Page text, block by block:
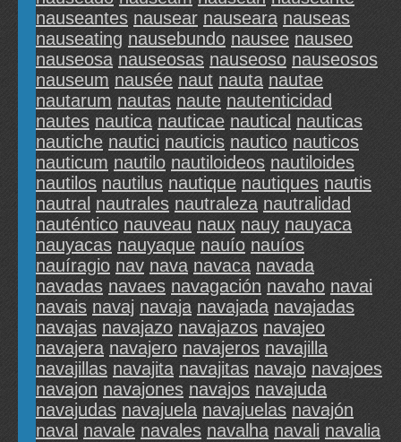
nauseantes nausear nauseara nauseas
nauseating nausebundo nausee nauseo
nauseosa nauseosas nauseoso nauseosos
nauseum nausée naut nauta nautae
nautarum nautas naute nautenticidad
nautes nautica nauticae nautical nauticas
nautiche nautici nauticis nautico nauticos
nauticum nautilo nautiloideos nautiloides
nautilos nautilus nautique nautiques nautis
nautral nautrales nautraleza nautralidad
nauténtico nauveau naux nauy nauyaca
nauyacas nauyaque nauío nauíos
nauíragio nav nava navaca navada
navadas navaes navagación navaho navai
navais navaj navaja navajada navajadas
navajas navajazo navajazos navajeo
navajera navajero navajeros navajilla
navajillas navajita navajitas navajo navajoes
navajon navajones navajos navajuda
navajudas navajuela navajuelas navajón
naval navale navales navalha navali navalia